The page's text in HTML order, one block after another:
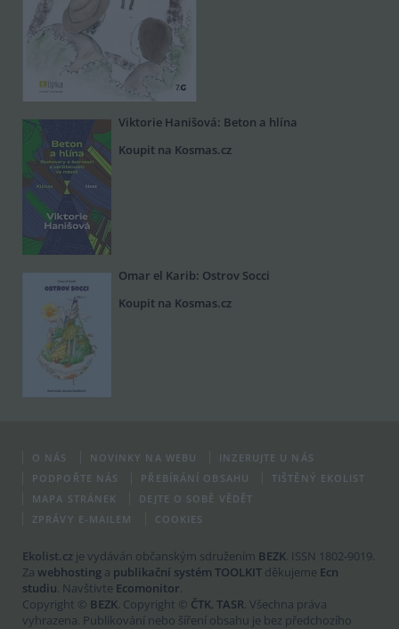
Viktorie Hanišová: Beton a hlína
Koupit na Kosmas.cz
Omar el Karib: Ostrov Socci
Koupit na Kosmas.cz
O NÁS NOVINKY NA WEBU
INZERUJTE U NÁS
PODPOŘTE NÁS
PŘEBÍRÁNÍ OBSAHU
TIŠTĚNÝ EKOLIST
MAPA STRÁNEK
DEJTE O SOBĚ VĚDĚT
ZPRÁVY E-MAILEM
COOKIES
Ekolist.cz je vydáván občanským sdružením BEZK . ISSN 1802-9019.
Za webhosting a publikační systém TOOLKIT děkujeme Ecn
studiu . Navštivte Ecomonitor
Copyright © BEZK . Copyright © ČTK, TASR . Všechna práva
vyhrazena. Publikování nebo šíření obsahu je bez předchozího